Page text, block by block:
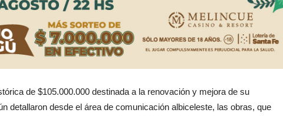
de $105.000.000 destinada a la renovación y mejora de su
detallaron desde el área de comunicación albiceleste, las obras, que